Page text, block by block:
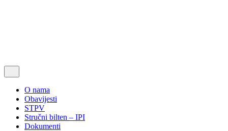
O nama
Obavijesti
STPV
Stručni bilten – IPI
Dokumenti